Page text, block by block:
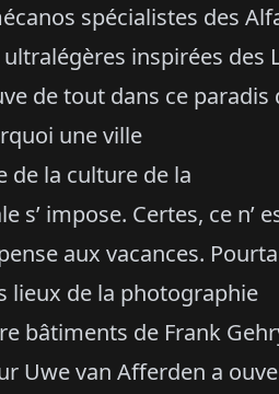
spécialistes des
inspirées des
de tout dans ce paradis
une ville
de la culture de la
impose. Certes, ce n’
aux vacances.
lieux de la photographie
bâtiments de Frank
Uwe van Afferden a